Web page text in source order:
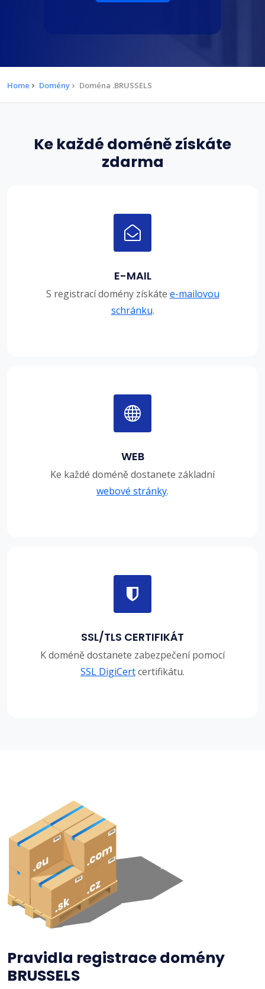
Home Domény Doména .BRUSSELS
Ke každé doméně získáte
zdarma
E-MAIL
S registrací domény získáte e-mailovou
schránku.
WEB
Ke každé doméně dostanete základní
webové stránky.
SSL/TLS CERTIFIKÁT
K doméně dostanete zabezpečení pomocí
SSL DigiCertcertifikátu.
Pravidla registrace domény
BRUSSELS